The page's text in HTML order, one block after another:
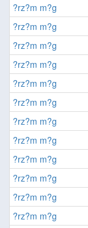
?rz?m m?g
?rz?m m?g
?rz?m m?g
?rz?m m?g
?rz?m m?g
?rz?m m?g
?rz?m m?g
?rz?m m?g
?rz?m m?g
?rz?m m?g
?rz?m m?g
?rz?m m?g